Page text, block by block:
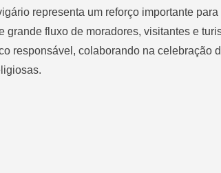
representa um reforço importante
grande fluxo de moradores, visitantes e
responsável, colaborando na celebração